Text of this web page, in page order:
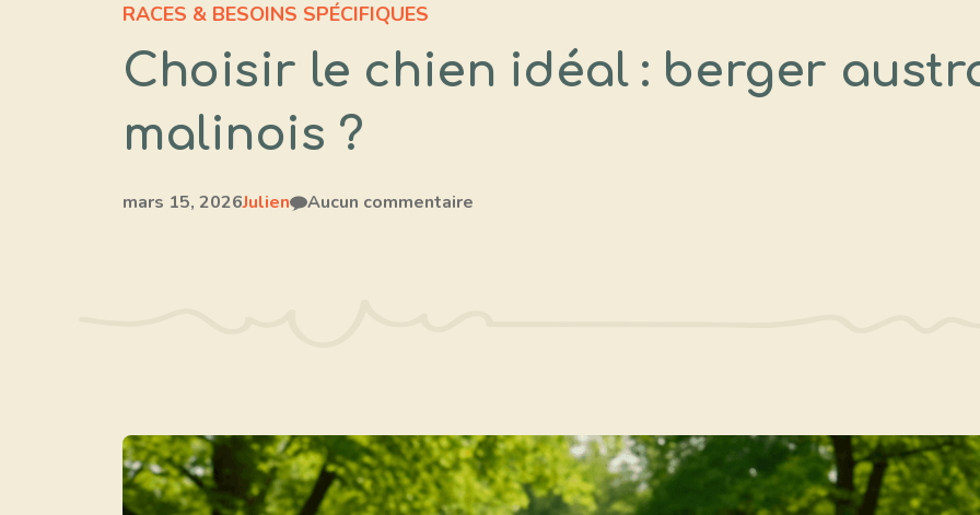
RACES & BESOINS SPÉCIFIQUES
Choisir le chien idéal : berger
malinois ?
mars 15, 2026Julien Aucun commentaire